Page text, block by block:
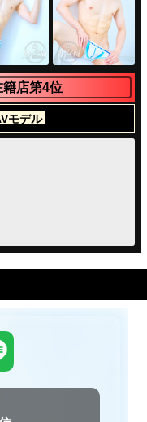
籍店第4位
モデル